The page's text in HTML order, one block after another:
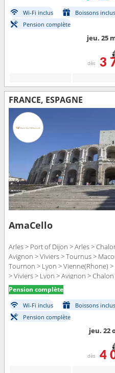
Wi-Fi inclus Boissons
Pension complète
jeu. 25
dès 3
FRANCE, ESPAGNE
AmaCello
Arles > Port of Dijon > Arles >
Avignon > Viviers > Tournus >
Tournon > Lyon > Vienne(Rhone)
> Viviers > Lyon > Avignon >
Dijon
Pension complète
Wi-Fi inclus Boissons
Pension complète
jeu. 22
dès 4